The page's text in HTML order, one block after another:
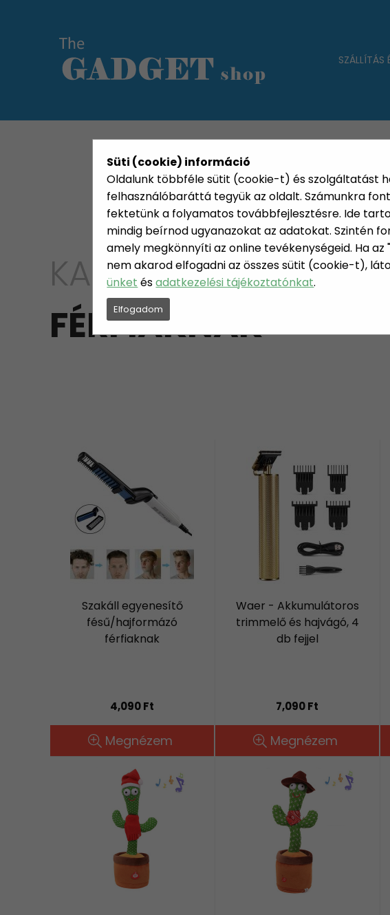
Süti (cookie) információ
Oldalunk többféle sütit (cookie-t) és szolgáltatást
felhasználóbaráttá tegyük az oldalt. Számunkra
fektetünk a folyamatos továbbfejlesztésre. Ide
mindig beírnod ugyanazokat az adatokat. Szintén
amely megkönnyíti az online tevékenységeid. Ha
nem akarod elfogadni az összes sütit (cookie-t),
ünket ésadatkezelési tájékoztatónkat.
Elfogadom
SZÁLLÍTÁS
KATEGÓRIÁK HETI AJÁNLAT
KATEGÓRIA AJÁNDÉKÖTLETEK
FÉRFIAKNAK
Szakáll egyenesítő
fésű/hajformázó
férfiaknak
4,090 Ft
Megnézem
Waer - Akkumulátoros
trimmelő és hajvágó, 4
db fejjel
7,090 Ft
Megnézem